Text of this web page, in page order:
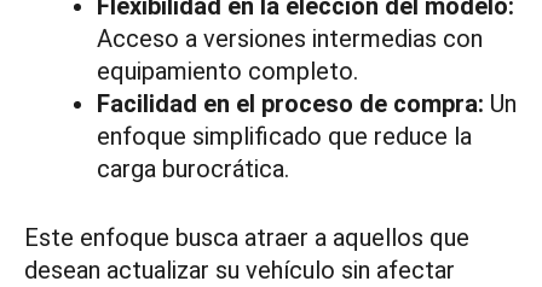
Flexibilidad en la elección del modelo:
Acceso a versiones intermedias con
equipamiento completo.
Facilidad en el proceso de compra: Un
enfoque simplificado que reduce la
carga burocrática.
Este enfoque busca atraer a aquellos que
desean actualizar su vehículo sin afectar